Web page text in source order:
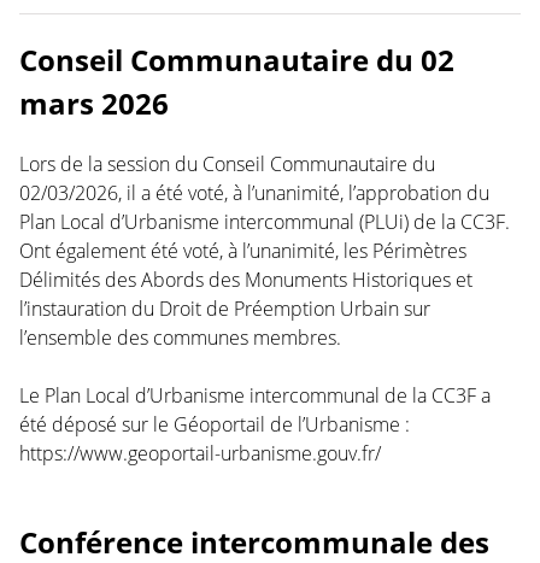
Conseil Communautaire du 02
mars 2026
Lors de la session du Conseil Communautaire du
02/03/2026, il a été voté, à l’unanimité, l’approbation du
Plan Local d’Urbanisme intercommunal (PLUi) de la CC3F.
Ont également été voté, à l’unanimité, les Périmètres
Délimités des Abords des Monuments Historiques et
l’instauration du Droit de Préemption Urbain sur
l’ensemble des communes membres.
Le Plan Local d’Urbanisme intercommunal de la CC3F a
été déposé sur le Géoportail de l’Urbanisme :
https://www.geoportail-urbanisme.gouv.fr/
Conférence intercommunale des